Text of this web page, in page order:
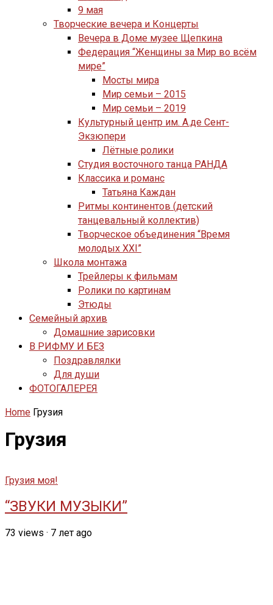
9 мая
Творческие вечера и Концерты
Вечера в Доме музее Щепкина
Федерация “Женщины за Мир во всём
мире”
Мосты мира
Мир семьи – 2015
Мир семьи – 2019
Культурный центр им. А.де Сент-
Экзюпери
Лётные ролики
Студия восточного танца РАНДА
Классика и романс
Татьяна Каждан
Ритмы континентов (детский
танцевальный коллектив)
Творческое объединения “Время
молодых XXI”
Школа монтажа
Трейлеры к фильмам
Ролики по картинам
Этюды
Семейный архив
Домашние зарисовки
В РИФМУ И БЕЗ
Поздравлялки
Для души
ФОТОГАЛЕРЕЯ
Home Грузия
Грузия
Грузия моя!
“ЗВУКИ МУЗЫКИ”
73 views · 7 лет ago